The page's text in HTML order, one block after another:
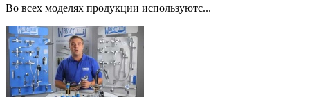
Во всех моделях продукции используютс...